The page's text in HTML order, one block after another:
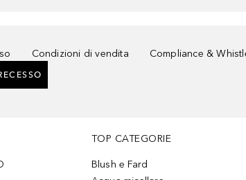
Condizioni di vendita
Compliance &
TOP CATEGORIE
Blush e Fard